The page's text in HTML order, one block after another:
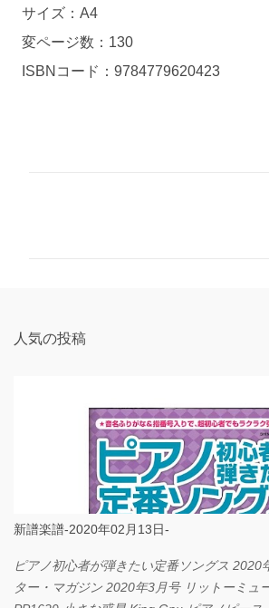
サイズ：A4
変ページ数：130
ISBNコード：9784779620423
人気の投稿
新譜楽譜-2020年02月13日-
ピアノ初心者が弾きたい定番ソングス
ター・マガジン 2020年3月号 リットーミ